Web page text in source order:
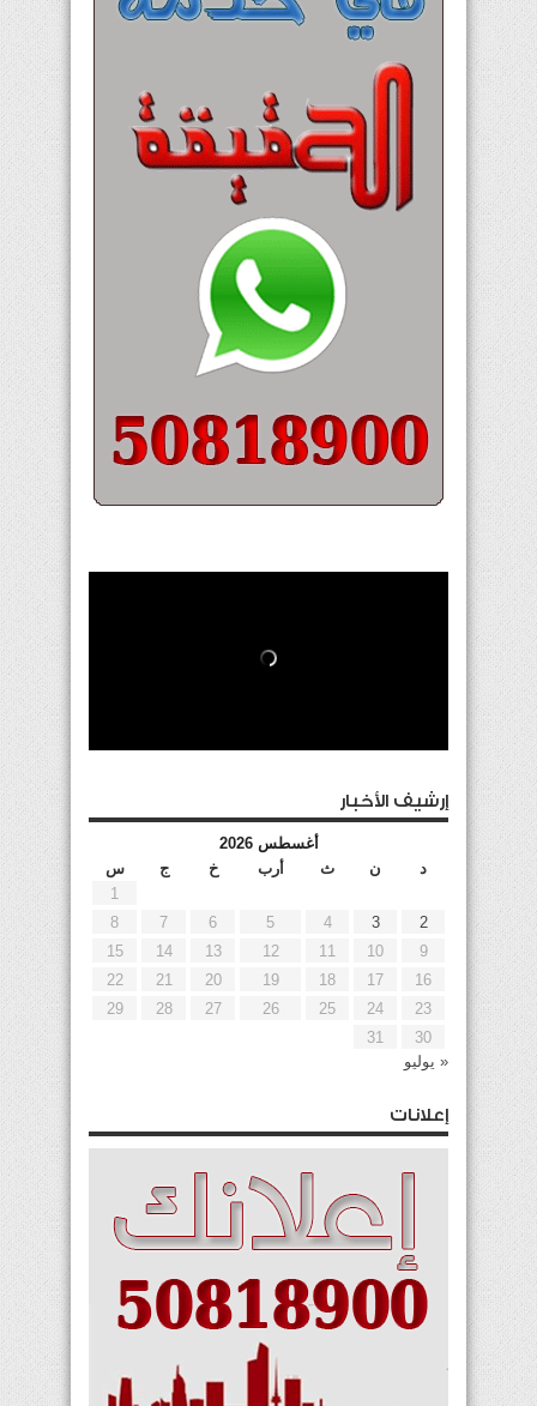
إرشيف الأخبار
أغسطس 2026
د
ن ث أرب خ ج
س
1
2
3
4
5
6
7
8
9
10
11
12
13
14
15
16
17
18
19
20
21
22
23
24
25
26
27
28
29
30
31
« يوليو
إعلانات